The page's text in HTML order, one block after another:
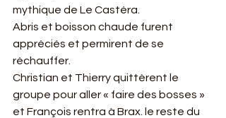
mythique de Le Castéra.
Abris et boisson chaude furent
appréciés et permirent de se
réchauffer.
Christian et Thierry quittèrent le
groupe pour aller « faire des bosses »
et François rentra à Brax. le reste du